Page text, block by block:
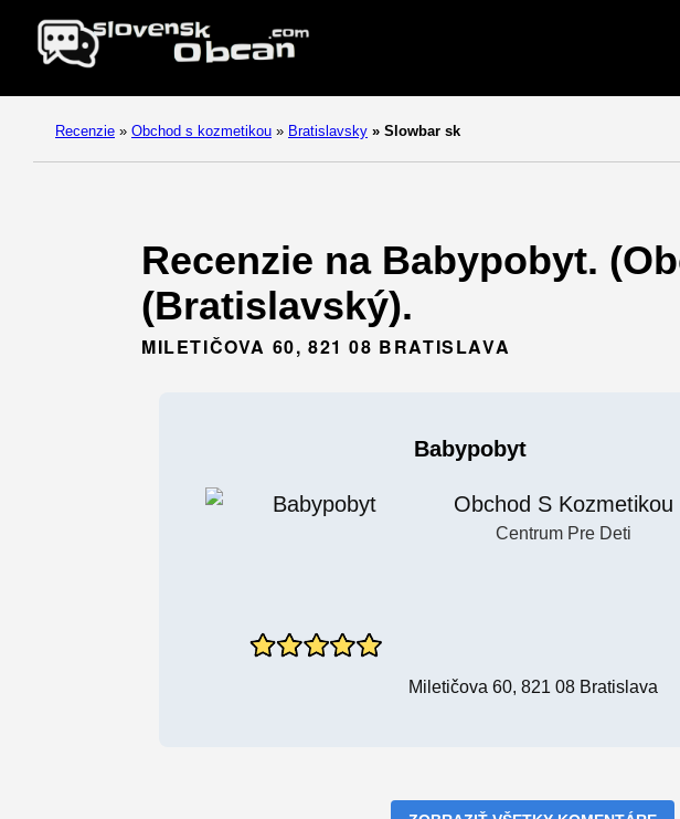
Recenzie » Obchod s kozmetikou » Bratislavsky » Slowbar sk
Recenzie na Babypobyt.
(Bratislavský).
MILETIČOVA 60, 821 08 BRATISLAVA
Babypobyt
Obchod S Kozmetikou
Centrum Pre Deti
Miletičova 60, 821 08 Bratislava